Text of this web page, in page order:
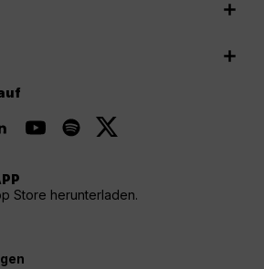
Store herunterladen.